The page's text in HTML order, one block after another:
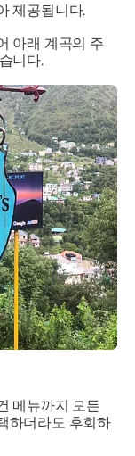
제공됩니다.
아래 계곡의 주
니다.
메뉴까지 모든
하더라도 후회하